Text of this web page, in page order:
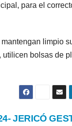
para el
limpio
bolsas de
JERICÓ